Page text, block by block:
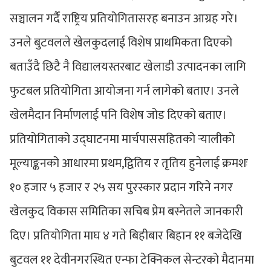
सञ्चालन गर्दै राष्ट्रिय प्रतियोगितासरह बनाउन आग्रह गरे।
उनले बुटवलले खेलकुदलाई विशेष प्राथमिकता दिएको
बताउँदै छिटै नै विद्यालयस्तरबाट खेलाडी उत्पादनका लागि
फुटबल प्रतियोगिता आयोजना गर्न लागेको बताए। उनले
खेलमैदान निर्माणलाई पनि विशेष जोड दिएको बताए।
प्रतियोगिताको उद्घाटनमा मार्चपाससहितको र्‍यालीको
मूल्याङ्कनको आधारमा प्रथम,द्वितिय र तृतिय हुनेलाई क्रमशः
१० हजार ५ हजार र २५ सय पुरस्कार प्रदान गरिने नगर
खेलकुद विकास समितिका सचिब प्रेम बस्नेतले जानकारी
दिए। प्रतियोगिता माघ ४ गते बिहीबार बिहान ११ बजेदेखि
बुटवल ११ देवीनगरस्थित एन्फा टेक्निकल सेन्टरको मैदानमा